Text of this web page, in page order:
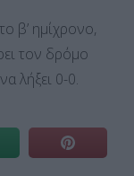
β’ ημίχρονο,
τον δρόμο
λήξει 0-0.